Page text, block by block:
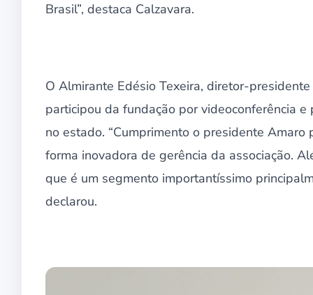
Brasil”, destaca Calzavara.
O Almirante Edésio Texeira, diretor-
participou da fundação por videoconferência
no estado. “Cumprimento o presidente
forma inovadora de gerência da associação.
que é um segmento importantíssimo
declarou.